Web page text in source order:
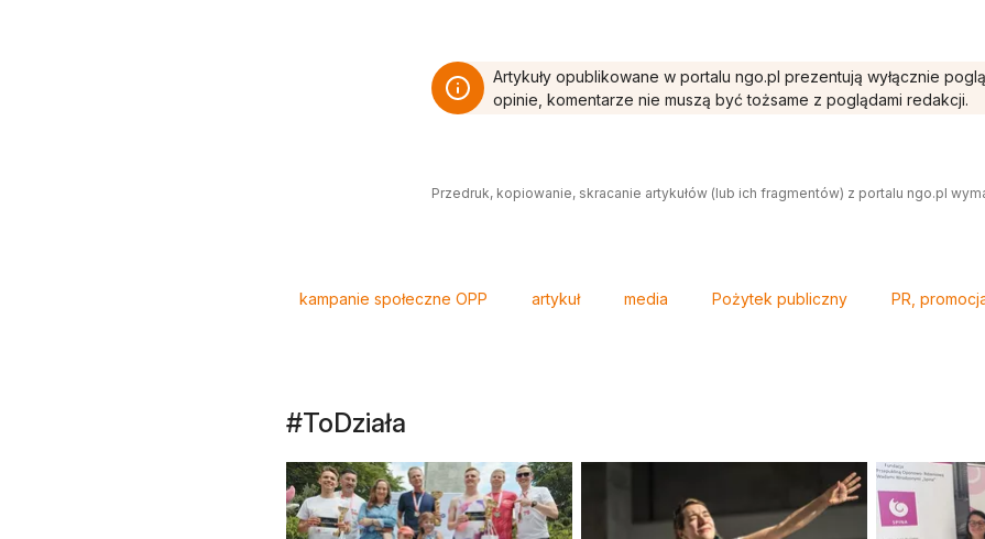
Artykuły opublikowane w portalu ngo.pl prezentują wyłącznie
opinie, komentarze nie muszą być tożsame z poglądami redakcji.
Przedruk, kopiowanie, skracanie artykułów (lub ich fragmentów) z portalu ngo.pl
kampanie społeczne OPP artykuł media Pożytek publiczny PR,
#ToDziała